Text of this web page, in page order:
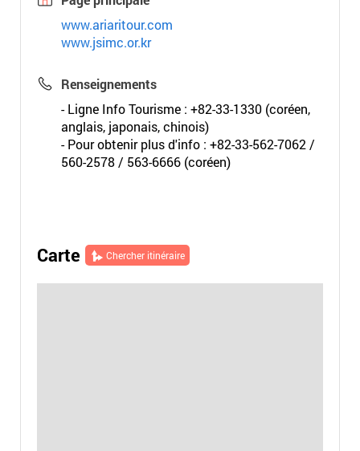
www.ariaritour.com
www.jsimc.or.kr
Renseignements
- Ligne Info Tourisme : +82-33-1330 (coréen,
anglais, japonais, chinois)
- Pour obtenir plus d'info : +82-33-562-7062 /
560-2578 / 563-6666 (coréen)
Carte Chercher itinéraire